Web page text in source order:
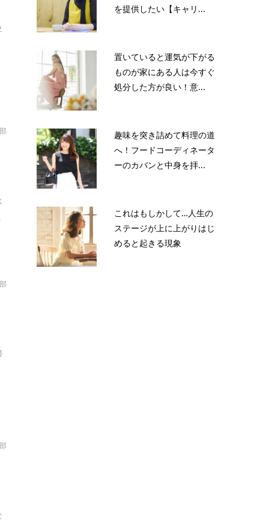
を提供したい【キャリ...
置いていると運気が下がる
ものが家にある人は今すぐ
処分した方が良い！意...
趣味を突き詰めて料理の道
へ！フードコーディネータ
ーのカバンと中身を拝...
これはもしかして…人生の
ステージが上に上がりはじ
めると起きる現象